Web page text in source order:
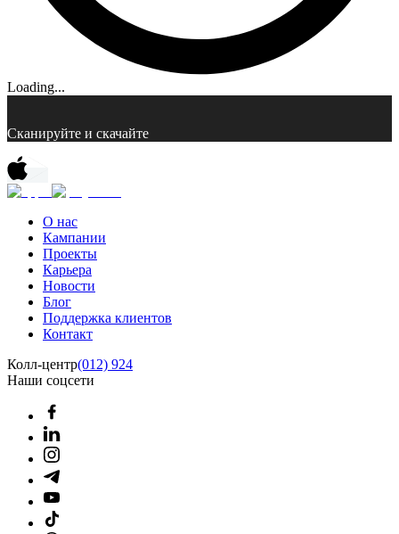
Loading...
Сканируйте и скачайте
О нас
Кампании
Проекты
Карьера
Новости
Блог
Поддержка клиентов
Контакт
Колл-центр(012) 924
Наши соцсети